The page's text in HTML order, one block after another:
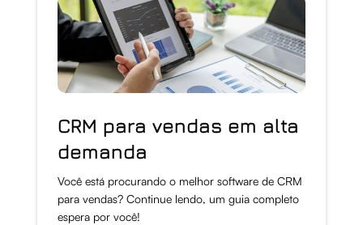
CRM para vendas em alta
demanda
Você está procurando o melhor software de CRM
para vendas? Continue lendo, um guia completo
espera por você!